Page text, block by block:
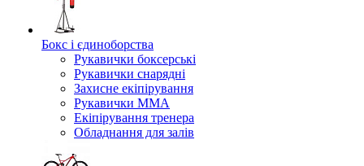
Бокс і єдиноборства
Рукавички боксерські
Рукавички снарядні
Захисне екіпірування
Рукавички ММА
Екіпірування тренера
Обладнання для залів